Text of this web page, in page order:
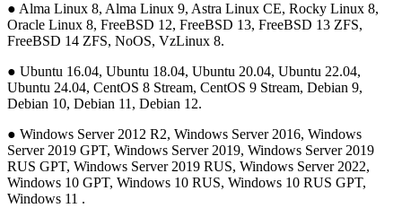
● Alma Linux 8, Alma Linux 9, Astra Linux CE, Rocky Linux 8,
Oracle Linux 8, FreeBSD 12, FreeBSD 13, FreeBSD 13 ZFS,
FreeBSD 14 ZFS, NoOS, VzLinux 8.
● Ubuntu 16.04, Ubuntu 18.04, Ubuntu 20.04, Ubuntu 22.04,
Ubuntu 24.04, CentOS 8 Stream, CentOS 9 Stream, Debian 9,
Debian 10, Debian 11, Debian 12.
● Windows Server 2012 R2, Windows Server 2016, Windows
Server 2019 GPT, Windows Server 2019, Windows Server 2019
RUS GPT, Windows Server 2019 RUS, Windows Server 2022,
Windows 10 GPT, Windows 10 RUS, Windows 10 RUS GPT,
Windows 11 .